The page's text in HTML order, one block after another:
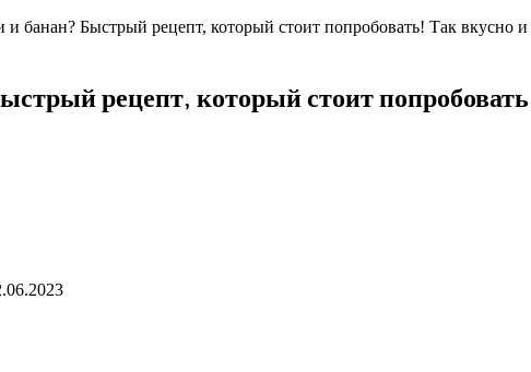
и банан? Быстрый рецепт, который стоит попробовать! Так вкусно и
рецепт, который стоит